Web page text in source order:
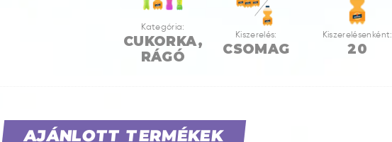
Kategória:
CUKORKA,
RÁGÓ
Kiszerelés:
CSOMAG
Kiszerelésenként:
20
AJÁNLOTT TERMÉKEK